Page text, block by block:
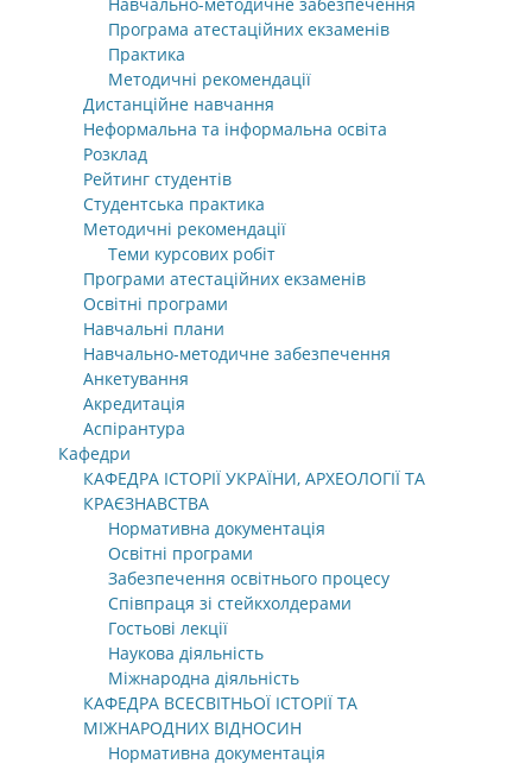
Програма атестаційних екзаменів
Практика
Методичні рекомендації
Дистанційне навчання
Неформальна та інформальна освіта
Розклад
Рейтинг студентів
Студентська практика
Методичні рекомендації
Теми курсових робіт
Програми атестаційних екзаменів
Освітні програми
Навчальні плани
Навчально-методичне забезпечення
Анкетування
Акредитація
Аспірантура
Кафедри
КАФЕДРА ІСТОРІЇ УКРАЇНИ, АРХЕОЛОГІЇ ТА
КРАЄЗНАВСТВА
Нормативна документація
Освітні програми
Забезпечення освітнього процесу
Співпраця зі стейкхолдерами
Гостьові лекції
Наукова діяльність
Міжнародна діяльність
КАФЕДРА ВСЕСВІТНЬОЇ ІСТОРІЇ ТА
МІЖНАРОДНИХ ВІДНОСИН
Нормативна документація